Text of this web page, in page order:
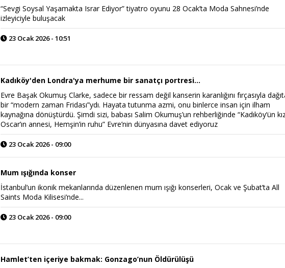
“Sevgi Soysal Yaşamakta Israr Ediyor” tiyatro oyunu 28 Ocak’ta Moda Sahnesi’nde
izleyiciyle buluşacak
23 Ocak 2026 - 10:51
Kadıköy'den Londra'ya merhume bir sanatçı portresi...
Evre Başak Okumuş Clarke, sadece bir ressam değil kanserin karanlığını fırçasıyla
bir “modern zaman Fridası”ydı. Hayata tutunma azmi, onu binlerce insan için ilham
kaynağına dönüştürdü. Şimdi sizi, babası Salim Okumuş’un rehberliğinde “Kadıköy’ün
Oscar’ın annesi, Hemşin’in ruhu” Evre’nin dünyasına davet ediyoruz
23 Ocak 2026 - 09:00
Mum ışığında konser
İstanbul’un ikonik mekanlarında düzenlenen mum ışığı konserleri, Ocak ve Şubat’ta All
Saints Moda Kilisesi’nde...
23 Ocak 2026 - 09:00
Hamlet’ten içeriye bakmak: Gonzago’nun Öldürülüşü